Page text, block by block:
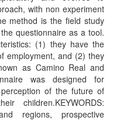
with non experiment
method is the field study
questionnaire as a tool.
(1) they have the
employment, and (2) they
as Camino Real and
was designed for
of the future of
children.KEYWORDS:
regions, prospective